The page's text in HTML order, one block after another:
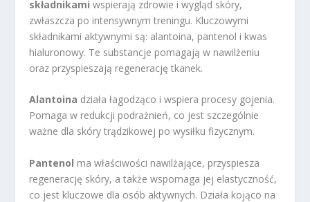
składnikami wspierają zdrowie i wygląd skóry,
zwłaszcza po intensywnym treningu. Kluczowymi
składnikami aktywnymi są: alantoina, pantenol i kwas
hialuronowy. Te substancje pomagają w nawilżeniu
oraz przyspieszają regenerację tkanek.
Alantoina działa łagodząco i wspiera procesy gojenia.
Pomaga w redukcji podrażnień, co jest szczególnie
ważne dla skóry trądzikowej po wysiłku fizycznym.
Pantenol ma właściwości nawilżające, przyspiesza
regenerację skóry, a także wspomaga jej elastyczność,
co jest kluczowe dla osób aktywnych. Działa kojąco na